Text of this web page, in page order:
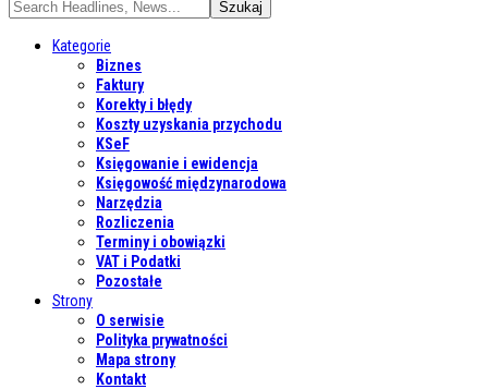
Kategorie
Biznes
Faktury
Korekty i błędy
Koszty uzyskania przychodu
KSeF
Księgowanie i ewidencja
Księgowość międzynarodowa
Narzędzia
Rozliczenia
Terminy i obowiązki
VAT i Podatki
Pozostałe
Strony
O serwisie
Polityka prywatności
Mapa strony
Kontakt